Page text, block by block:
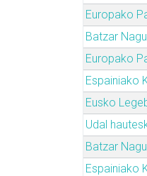
Europako
Batzar
Europako
Espainiako
Eusko
Udal
Batzar
Espainiako